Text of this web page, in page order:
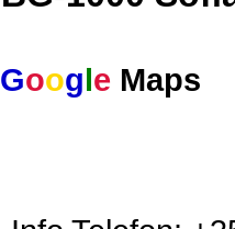
Google Maps